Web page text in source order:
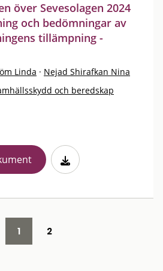
över Sevesolagen 2024
och bedömningar av
tillämpning -
Linda · Nejad Shirafkan Nina
och beredskap
1 2